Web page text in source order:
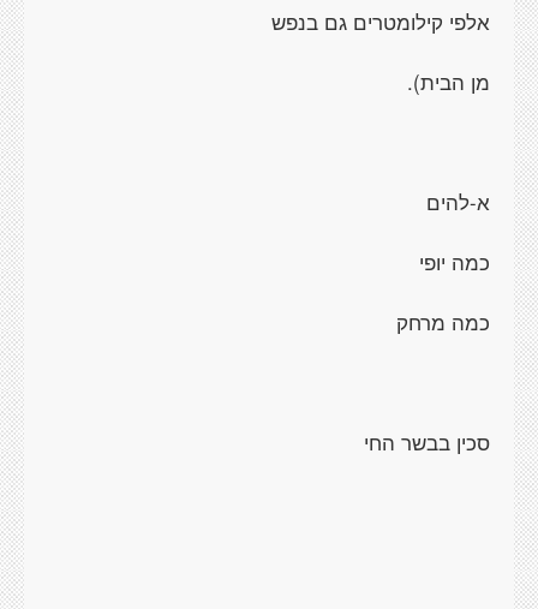
אלפי קילומטרים גם בנפש
מן הבית).
א-להים
כמה יופי
כמה מרחק
סכין בבשר החי